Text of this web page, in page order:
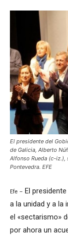
El presidente del
de Galicia, Alberto
Alfonso Rueda (c-iz.),
Pontevedra. EFE
Efe – El
a la unidad y a la
el «sectarismo»
por ahora un